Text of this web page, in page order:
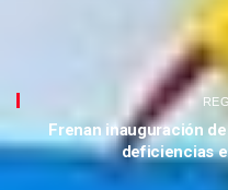
Frenan inauguración
deficiencias